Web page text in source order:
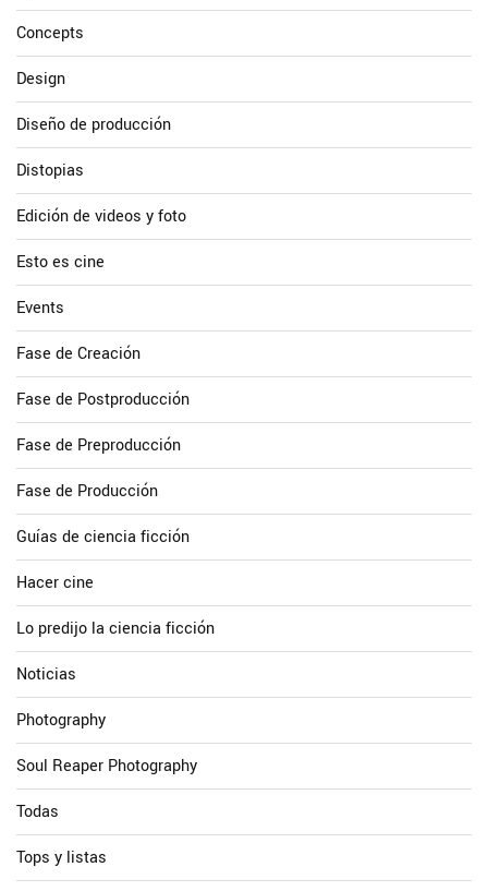
Concepts
Design
Diseño de producción
Distopias
Edición de videos y foto
Esto es cine
Events
Fase de Creación
Fase de Postproducción
Fase de Preproducción
Fase de Producción
Guías de ciencia ficción
Hacer cine
Lo predijo la ciencia ficción
Noticias
Photography
Soul Reaper Photography
Todas
Tops y listas